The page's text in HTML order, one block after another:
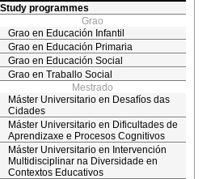
Study programmes
Grao
Grao en Educación Infantil
Grao en Educación Primaria
Grao en Educación Social
Grao en Traballo Social
Mestrado
Máster Universitario en Desafíos das
Cidades
Máster Universitario en Dificultades de
Aprendizaxe e Procesos Cognitivos
Máster Universitario en Intervención
Multidisciplinar na Diversidade en
Contextos Educativos